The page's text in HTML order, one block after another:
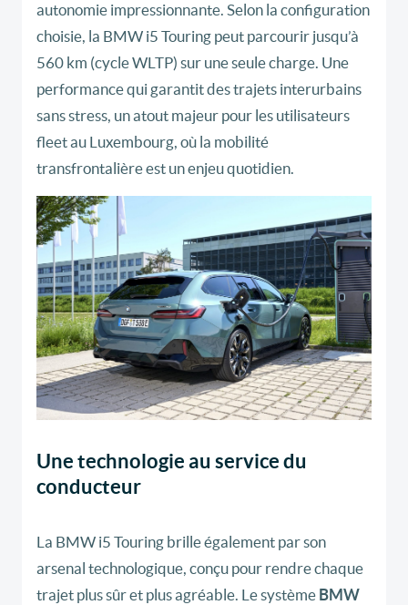
autonomie impressionnante. Selon la configuration
choisie, la BMW i5 Touring peut parcourir jusqu’à
560 km (cycle WLTP) sur une seule charge. Une
performance qui garantit des trajets interurbains
sans stress, un atout majeur pour les utilisateurs
fleet au Luxembourg, où la mobilité
transfrontalière est un enjeu quotidien.
Une technologie au service du
conducteur
La BMW i5 Touring brille également par son
arsenal technologique, conçu pour rendre chaque
trajet plus sûr et plus agréable. Le système BMW